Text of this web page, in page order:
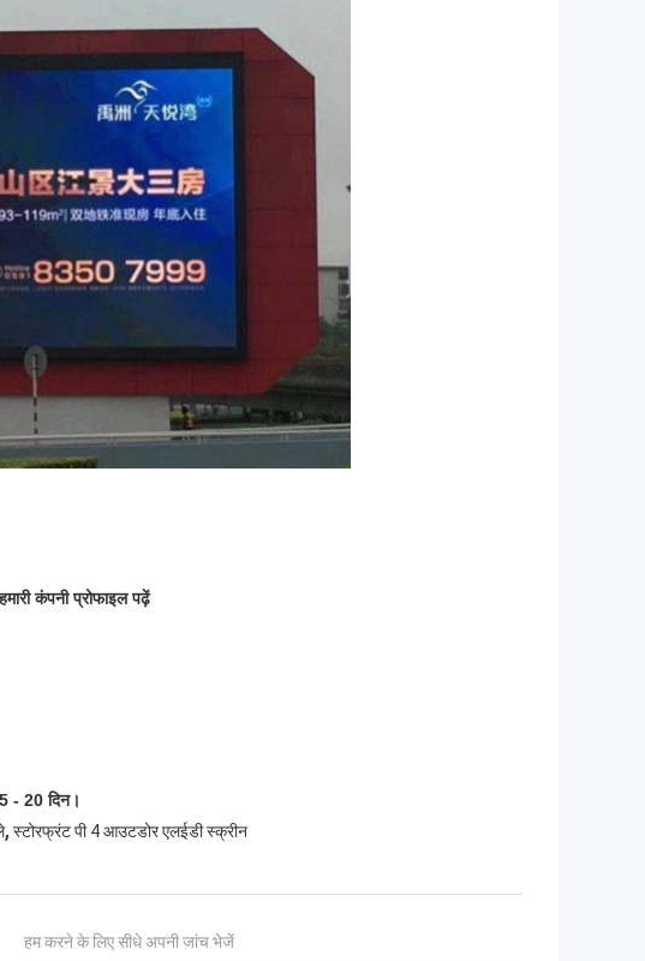
कंपनी प्रोफाइल पढ़ें
- 20 दिन।
, स्टोरफ्रंट पी 4 आउटडोर एलईडी स्क्रीन
हम करने के लिए सीधे अपनी जांच भेजें